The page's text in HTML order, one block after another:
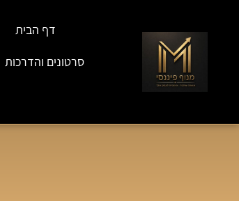
דף הבית
סרטונים והדרכות